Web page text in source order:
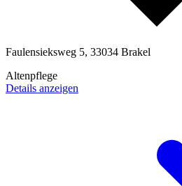
Faulensieksweg 5, 33034 Brakel
Altenpflege
Details anzeigen